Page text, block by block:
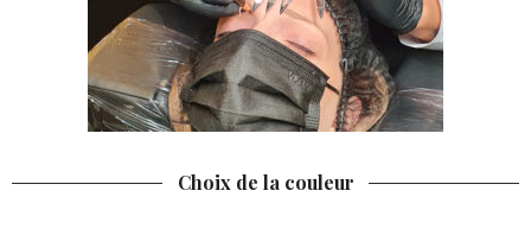
Choix de la couleur